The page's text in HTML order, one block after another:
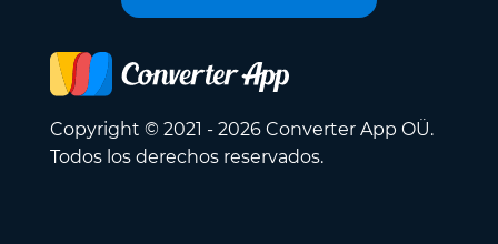
Copyright © 2021 - 2026 Converter App OÜ.
Todos los derechos reservados.